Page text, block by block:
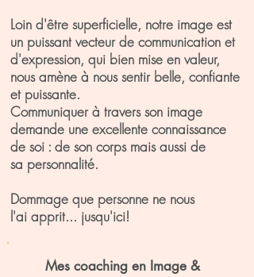
Loin d'être superficielle, notre image est
un puissant vecteur de communication et
d'expression, qui bien mise en valeur,
nous amène à nous sentir belle, confiante
et puissante.
Communiquer à travers son image
demande une excellente connaissance
de soi : de son corps mais aussi de
sa personnalité.
Dommage que personne ne nous
l'ai apprit... jusqu'ici!
Mes coaching en Image &